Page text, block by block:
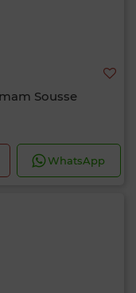
Sousse
WhatsApp